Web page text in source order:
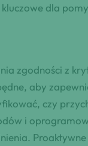
dla
zgodności z
aby
czy
i